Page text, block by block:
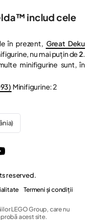
includ cele
în prezent, Great Deku
nu mai puțin de2.
minifigurine sunt, în
Minifigurine: 2
reserved.
Termeni și condiții
LEGO Group, care nu
acest site.